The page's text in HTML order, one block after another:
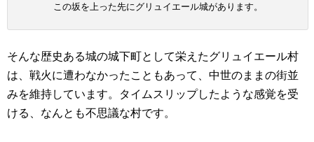
この坂を上った先にグリュイエール城があります。
そんな歴史ある城の城下町として栄えたグリュイエール村
は、戦火に遭わなかったこともあって、中世のままの街並
みを維持しています。タイムスリップしたような感覚を受
ける、なんとも不思議な村です。